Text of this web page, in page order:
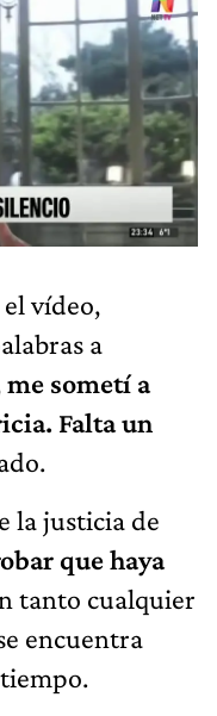
vídeo,
a
sometí a
Falta un
la justicia de
que haya
tanto cualquier
encuentra